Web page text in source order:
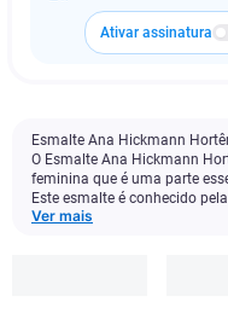
Ativar assinatura
Esmalte Ana Hickmann
O Esmalte Ana Hickmann
feminina que é uma parte
Este esmalte é conhecido
Ver mais